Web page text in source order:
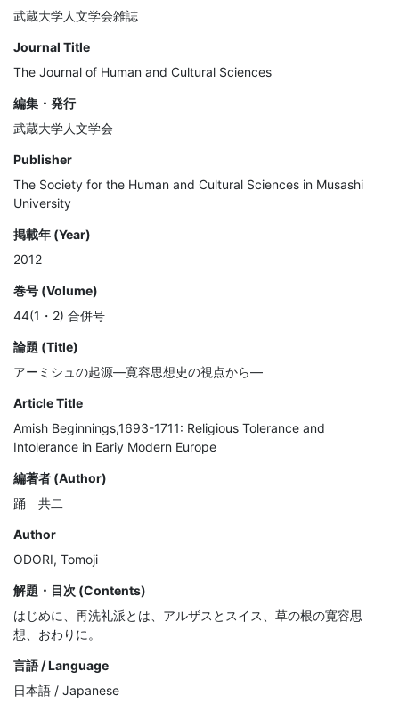
武蔵大学人文学会雑誌
Journal Title
The Journal of Human and Cultural Sciences
編集・発行
武蔵大学人文学会
Publisher
The Society for the Human and Cultural Sciences in Musashi
University
掲載年 (Year)
2012
巻号 (Volume)
44(1・2) 合併号
論題 (Title)
アーミシュの起源―寛容思想史の視点から―
Article Title
Amish Beginnings,1693-1711: Religious Tolerance and
Intolerance in Eariy Modern Europe
編著者 (Author)
踊 共二
Author
ODORI, Tomoji
解題・目次 (Contents)
はじめに、再洗礼派とは、アルザスとスイス、草の根の寛容思
想、おわりに。
言語 / Language
日本語 / Japanese